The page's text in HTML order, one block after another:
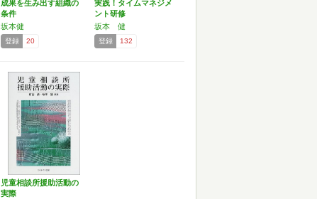
成果を生み出す組織の
条件
坂本健
登録 20
実践！タイムマネジメ
ント研修
坂本 健
登録 132
児童相談所援助活動の
実際